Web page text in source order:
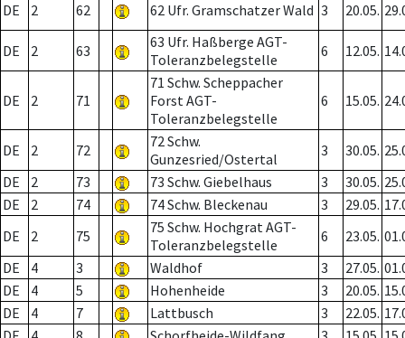
DE
2 62 62 Ufr. Gramschatzer Wald 3 20.05.
DE 2 63
63 Ufr. Haßberge AGT-
Toleranzbelegstelle
6 12.05.
DE 2 71
71 Schw. Scheppacher
Forst AGT-
Toleranzbelegstelle
6 15.05.
DE 2 72
72 Schw.
Gunzesried/Ostertal
3 30.05.
DE
2 73 73 Schw. Giebelhaus 3 30.05.
DE
2 74 74 Schw. Bleckenau 3 29.05.
DE
2 75
75 Schw. Hochgrat AGT-
Toleranzbelegstelle
6 23.05.
DE
4 3 Waldhof 3 27.05.
DE
4 5 Hohenheide 3 20.05.
DE
4 7 Lattbusch 3 22.05.